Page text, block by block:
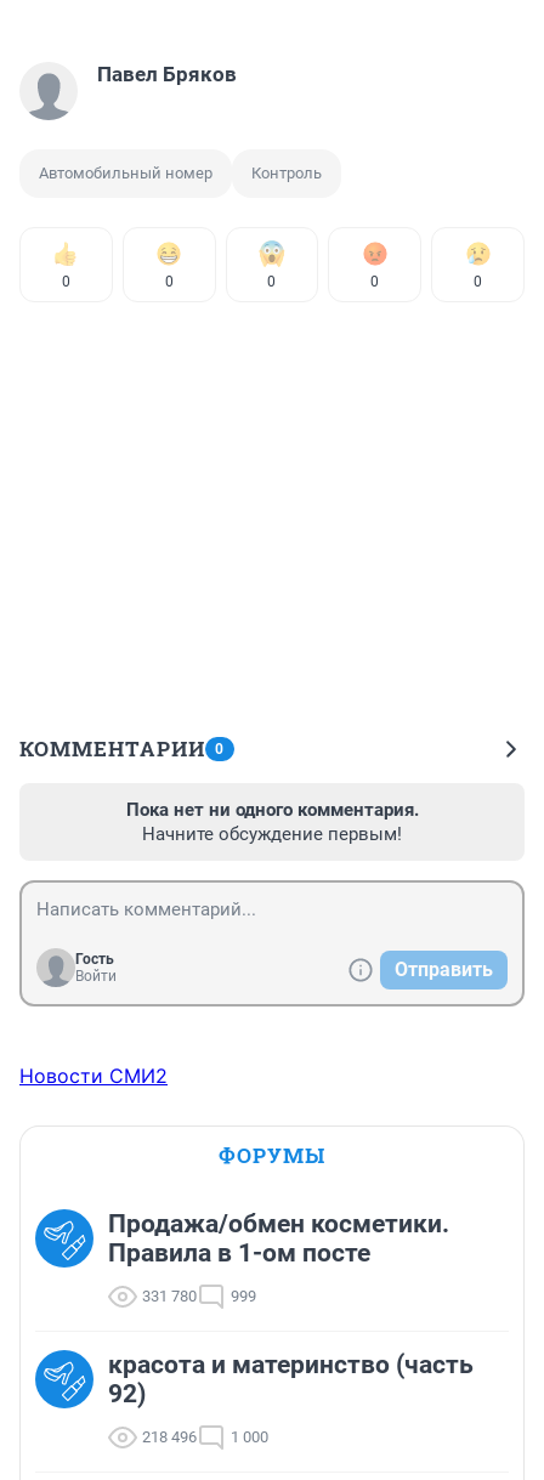
Павел Бряков
Автомобильный номер Контроль
0 0 0 0 0
КОММЕНТАРИИ 0
Пока нет ни одного комментария.
Начните обсуждение первым!
Гость
Войти
Отправить
Новости СМИ2
ФОРУМЫ
Продажа/обмен косметики.
Правила в 1-ом посте
331 780 999
красота и материнство (часть
92)
218 496 1 000